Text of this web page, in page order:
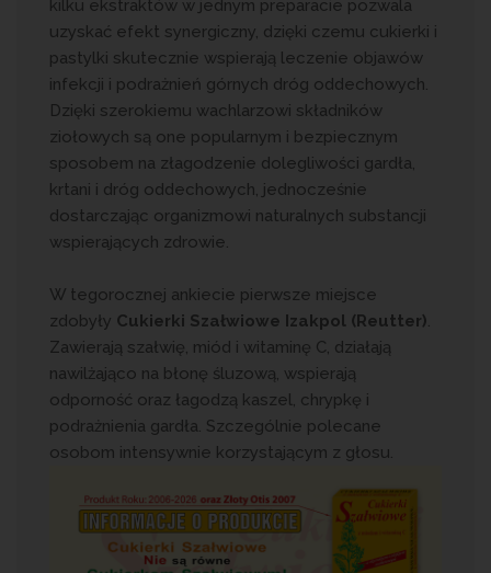
kilku ekstraktów w jednym preparacie pozwala
uzyskać efekt synergiczny, dzięki czemu cukierki i
pastylki skutecznie wspierają leczenie objawów
infekcji i podrażnień górnych dróg oddechowych.
Dzięki szerokiemu wachlarzowi składników
ziołowych są one popularnym i bezpiecznym
sposobem na złagodzenie dolegliwości gardła,
krtani i dróg oddechowych, jednocześnie
dostarczając organizmowi naturalnych substancji
wspierających zdrowie.
W tegorocznej ankiecie pierwsze miejsce
zdobyły Cukierki Szałwiowe Izakpol (Reutter).
Zawierają szałwię, miód i witaminę C, działają
nawilżająco na błonę śluzową, wspierają
odporność oraz łagodzą kaszel, chrypkę i
podrażnienia gardła. Szczególnie polecane
osobom intensywnie korzystającym z głosu.